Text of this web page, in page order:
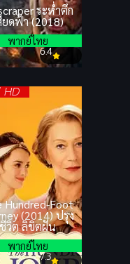
ระห่ำตึก
ยดฟ้า (2018)
6.4
พากย์ไทย
HD
Hundred-Foot
(2014) ปรุง
ชีวิต ลิขิตฝัน
7.3
พากย์ไทย